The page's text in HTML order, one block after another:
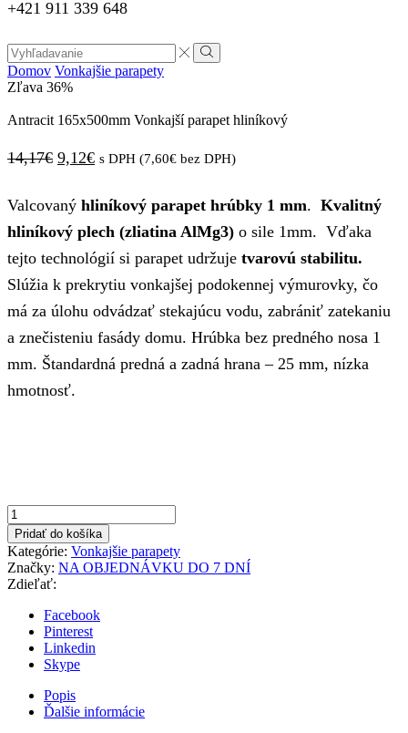
+421 911 339 648
Search
input
Vyhľadávanie
Domov Vonkajšie parapety
Zľava 36%
Antracit 165x500mm Vonkajší parapet hliníkový
14,17€ Pôvodná
bola:
14,17€.
9,12€Aktuálna
je:
9,12€.
s DPH (7,60€ bez DPH)
Valcovaný hliníkový parapet hrúbky 1 mm. Kvalitný
hliníkový plech (zliatina AlMg3) o sile 1mm. Vďaka
tejto technológií si parapet udržuje tvarovú stabilitu.
Slúžia k prekrytiu vonkajšej podokennej výmurovky, čo
má za úlohu odvádzať stekajúcu vodu, zabrániť zatekaniu
a znečisteniu fasády domu. Hrúbka bez predného nosa 1
mm. Štandardná predná a zadná hrana – 25 mm, nízka
hmotnosť.
množstvo
Antracit
165x500mm
Vonkajší
parapet
hliníkový
Pridať do košíka
Kategórie: Vonkajšie parapety
Značky: NA OBJEDNÁVKU DO 7 DNÍ
Zdieľať:
Facebook
Pinterest
Linkedin
Skype
Popis
Ďalšie informácie